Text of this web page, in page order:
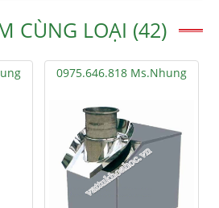
CÙNG LOẠI (42)
0975.646.818 Ms.Nhung